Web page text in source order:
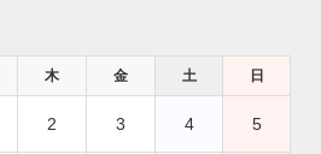
木 金 土 日
2 3 4 5